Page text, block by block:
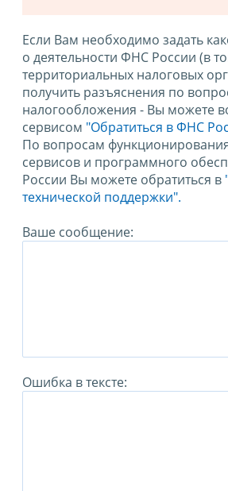
Если Вам необходимо задать
о деятельности ФНС России (в
территориальных налоговых
получить разъяснения по
налогообложения - Вы можете
сервисом "Обратиться в ФНС
По вопросам
сервисов и программного
России Вы можете обратиться в
технической поддержки".
Ваше сообщение:
Ошибка в тексте: